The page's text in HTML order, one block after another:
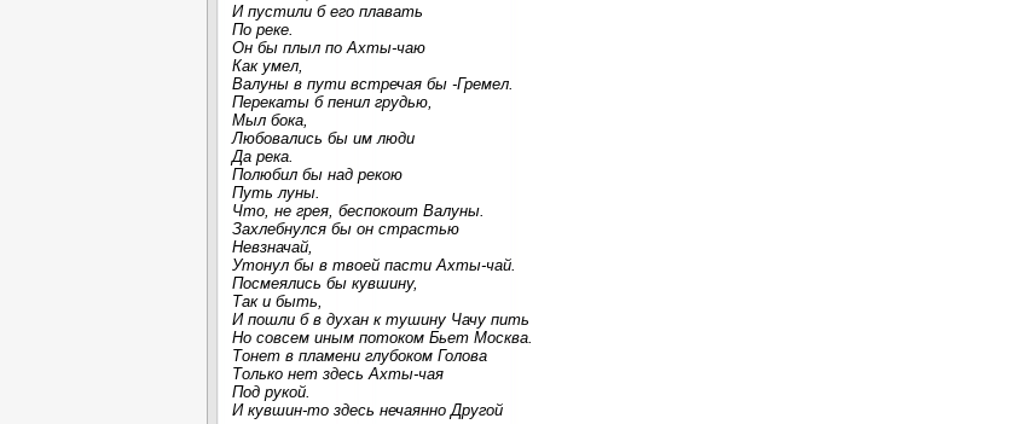
И пустили б его плавать
По реке.
Он бы плыл по Ахты-чаю
Как умел,
Валуны в пути встречая бы -Гремел.
Перекаты б пенил грудью,
Мыл бока,
Любовались бы им люди
Да река.
Полюбил бы над рекою
Путь луны.
Что, не грея, беспокоит Валуны.
Захлебнулся бы он страстью
Невзначай,
Утонул бы в твоей пасти Ахты-чай.
Посмеялись бы кувшину,
Так и быть,
И пошли б в духан к тушину Чачу пить
Но совсем иным потоком Бьет Москва.
Тонет в пламени глубоком Голова
Только нет здесь Ахты-чая
Под рукой.
И кувшин-то здесь нечаянно Другой